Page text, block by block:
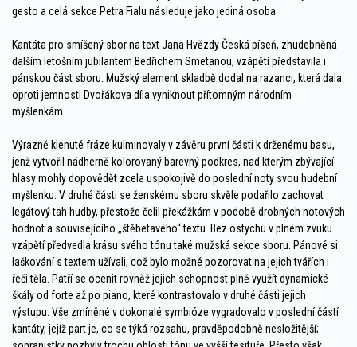
gesto a celá sekce Petra Fialu následuje jako jediná osoba.
Kantáta pro smíšený sbor na text Jana Hvězdy Česká píseň, zhudebněná
dalším letošním jubilantem Bedřichem Smetanou, vzápětí představila i
pánskou část sboru. Mužský element skladbě dodal na razanci, která dala
oproti jemnosti Dvořákova díla vyniknout přítomným národním
myšlenkám.
Výrazně klenuté fráze kulminovaly v závěru první části k drženému basu,
jenž vytvořil nádherně kolorovaný barevný podkres, nad kterým zbývající
hlasy mohly dopovědět zcela uspokojivě do poslední noty svou hudební
myšlenku. V druhé části se ženskému sboru skvěle podařilo zachovat
legátový tah hudby, přestože čelil překážkám v podobě drobných notových
hodnot a souvisejícího „štěbetavého“ textu. Bez ostychu v plném zvuku
vzápětí předvedla krásu svého tónu také mužská sekce sboru. Pánové si
laškování s textem užívali, což bylo možné pozorovat na jejich tvářích i
řeči těla. Patří se ocenit rovněž jejich schopnost plně využít dynamické
škály od forte až po piano, které kontrastovalo v druhé části jejich
výstupu. Vše zmíněné v dokonalé symbióze vygradovalo v poslední částí
kantáty, jejíž part je, co se týká rozsahu, pravděpodobně nesložitější;